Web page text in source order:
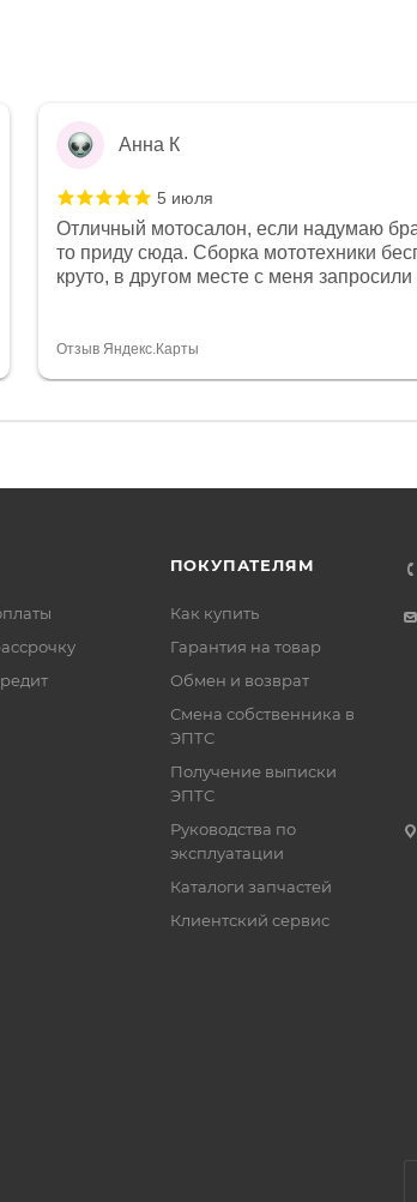
Анна К
5 июля
Отличный мотосалон, если надумаю
то приду сюда. Сборка мототехники
круто, в другом месте с меня
спасибо отдельное, всегда на связи,
Отзыв Яндекс.Карты
ПОКУПАТЕЛЯМ
Как купить
Гарантия на товар
Обмен и возврат
Смена собственника в
ЭПТС
Получение выписки
ЭПТС
Руководства по
эксплуатации
Каталоги запчастей
Клиентский сервис